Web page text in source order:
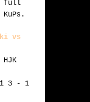
full
vs
3 - 1